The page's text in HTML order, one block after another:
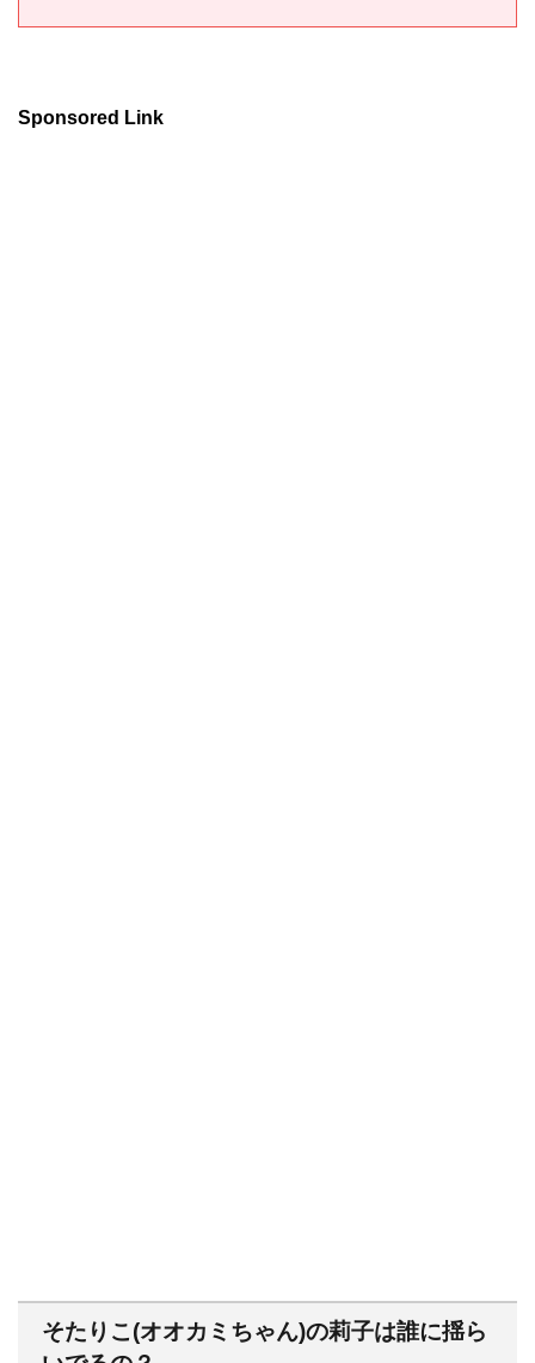
Sponsored Link
そたりこ(オオカミちゃん)の莉子は誰に揺ら